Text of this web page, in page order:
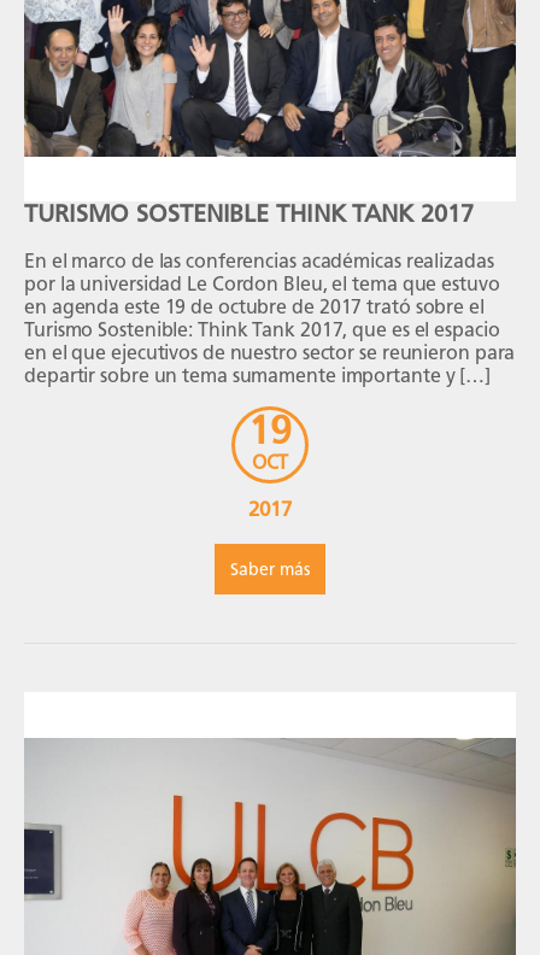
19
OCT
2017
Saber más
TURISMO SOSTENIBLE THINK TANK 2017
En el marco de las conferencias académicas realizadas
por la universidad Le Cordon Bleu, el tema que estuvo
en agenda este 19 de octubre de 2017 trató sobre el
Turismo Sostenible: Think Tank 2017, que es el espacio
en el que ejecutivos de nuestro sector se reunieron para
departir sobre un tema sumamente importante y […]